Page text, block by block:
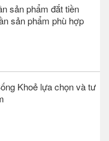
sản phẩm đắt tiền
sản phẩm phù hợp
Khoẻ lựa chọn và tư